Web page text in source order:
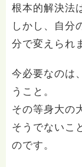
根本的解決法
しかし、自分
分で変えられ
今必要なのは
うこと。
その等身大の
そうでないこ
のです。